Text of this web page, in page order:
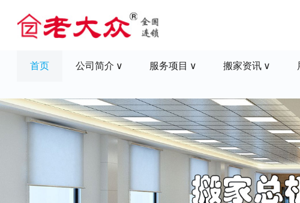
首页 公司简介 服务项目 搬家资讯